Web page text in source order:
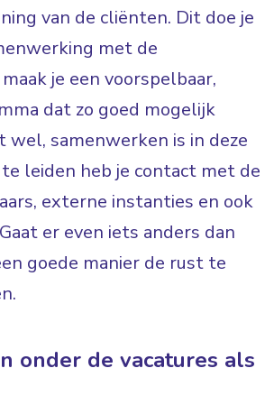
van de cliënten. Dit doe je
met de
je een voorspelbaar,
dat zo goed mogelijk
wel, samenwerken is in deze
leiden heb je contact met de
externe instanties en ook
er even iets anders dan
goede manier de rust te
onder de vacatures als